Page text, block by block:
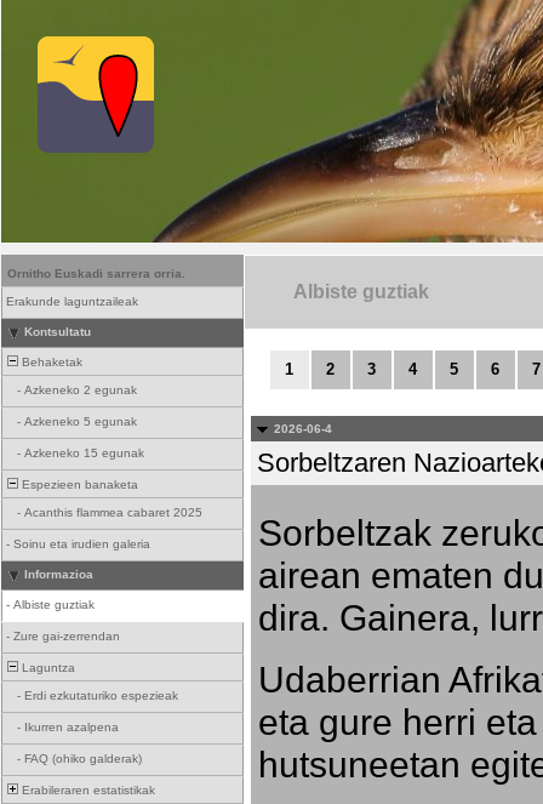
Ornitho Euskadi sarrera orria.
Erakunde laguntzaileak
Kontsultatu
Behaketak
- Azkeneko 2 egunak
- Azkeneko 5 egunak
- Azkeneko 15 egunak
Espezieen banaketa
- Acanthis flammea cabaret 2025
- Soinu eta irudien galeria
Informazioa
- Albiste guztiak
- Zure gai-zerrendan
Laguntza
- Erdi ezkutaturiko espezieak
- Ikurren azalpena
- FAQ (ohiko galderak)
Erabileraren estatistikak
Albiste guztiak
1 2 3 4 5 6 7
2026-06-4
Sorbeltzaren
Sorbeltzak
airean ematen
dira. Gainera,
Udaberrian
eta gure herri
hutsuneetan